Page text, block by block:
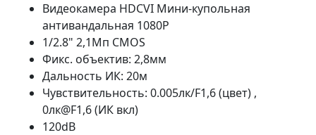
Видеокамера HDCVI Мини-купольная
антивандальная 1080P
1/2.8" 2,1Mп CMOS
Фикс. объектив: 2,8мм
Дальность ИК: 20м
Чувствительность: 0.005лк/F1,6 (цвет) ,
0лк@F1,6 (ИК вкл)
120dB